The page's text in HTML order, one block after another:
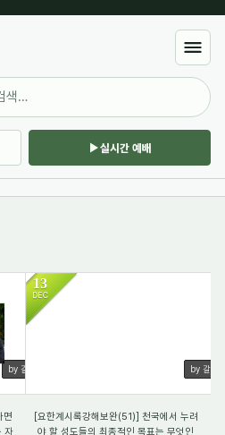
실시간 예배
by 갈렙
면
자
13
DEC
by 갈렙
[요한계시록강해보완(51)] 천국에서 누려
야 할 성도들의 최종적인 목표는 무엇인
케치북5
케치북5